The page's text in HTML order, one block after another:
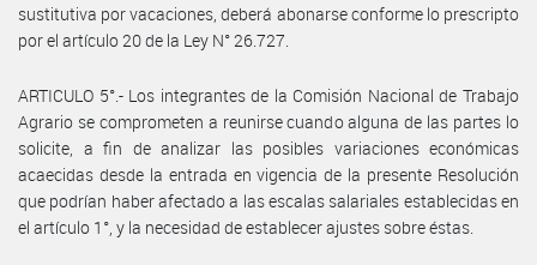
sustitutiva por vacaciones, deberá abonarse conforme lo prescripto
por el artículo 20 de la Ley N° 26.727.
ARTICULO 5°.- Los integrantes de la Comisión Nacional de Trabajo
Agrario se comprometen a reunirse cuando alguna de las partes lo
solicite, a fin de analizar las posibles variaciones económicas
acaecidas desde la entrada en vigencia de la presente Resolución
que podrían haber afectado a las escalas salariales establecidas en
el artículo 1°, y la necesidad de establecer ajustes sobre éstas.